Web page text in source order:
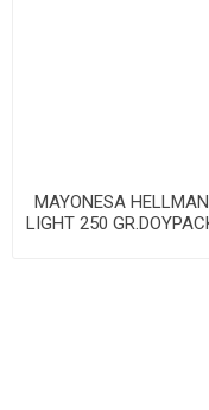
MAYONESA
LIGHT 250